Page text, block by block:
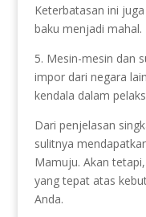
Keterbatasan ini
baku menjadi mahal.
5. Mesin-mesin dan
impor dari negara
kendala dalam
Dari penjelasan
sulitnya
Mamuju. Akan
yang tepat atas
Anda.